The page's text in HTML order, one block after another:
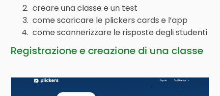
creare una classe e un test
come scaricare le plickers cards e l’app
come scannerizzare le risposte degli studenti
Registrazione e creazione di una classe